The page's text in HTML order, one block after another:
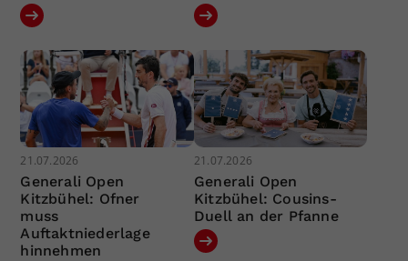
21.07.2026
Generali Open
Kitzbühel: Ofner
muss
Auftaktniederlage
hinnehmen
21.07.2026
Generali Open
Kitzbühel: Cousins-
Duell an der Pfanne